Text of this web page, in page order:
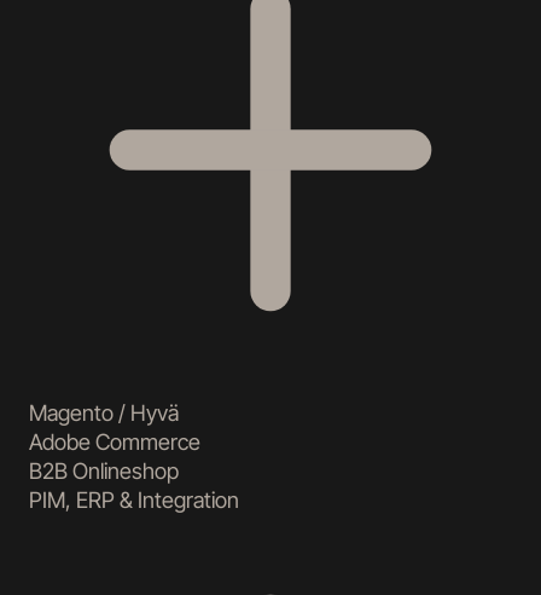
Magento / Hyvä
Adobe Commerce
B2B Onlineshop
PIM, ERP & Integration